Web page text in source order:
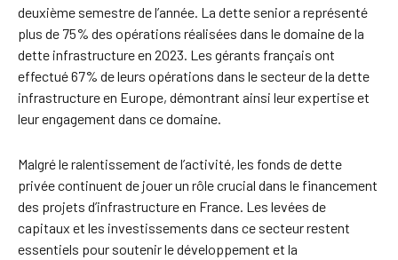
deuxième semestre de l’année. La dette senior a représenté
plus de 75% des opérations réalisées dans le domaine de la
dette infrastructure en 2023. Les gérants français ont
effectué 67% de leurs opérations dans le secteur de la dette
infrastructure en Europe, démontrant ainsi leur expertise et
leur engagement dans ce domaine.
Malgré le ralentissement de l’activité, les fonds de dette
privée continuent de jouer un rôle crucial dans le financement
des projets d’infrastructure en France. Les levées de
capitaux et les investissements dans ce secteur restent
essentiels pour soutenir le développement et la